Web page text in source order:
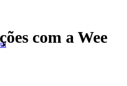
com a Wee